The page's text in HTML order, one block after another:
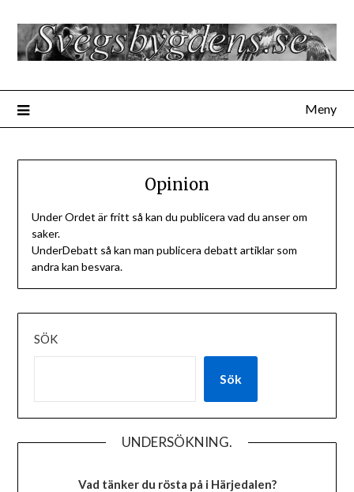
innehåll
Meny
Opinion
Under Ordet är fritt så kan du publicera vad du anser om
saker.
UnderDebatt så kan man publicera debatt artiklar som
andra kan besvara.
SÖK
Sök
UNDERSÖKNING.
Vad tänker du rösta på i Härjedalen?